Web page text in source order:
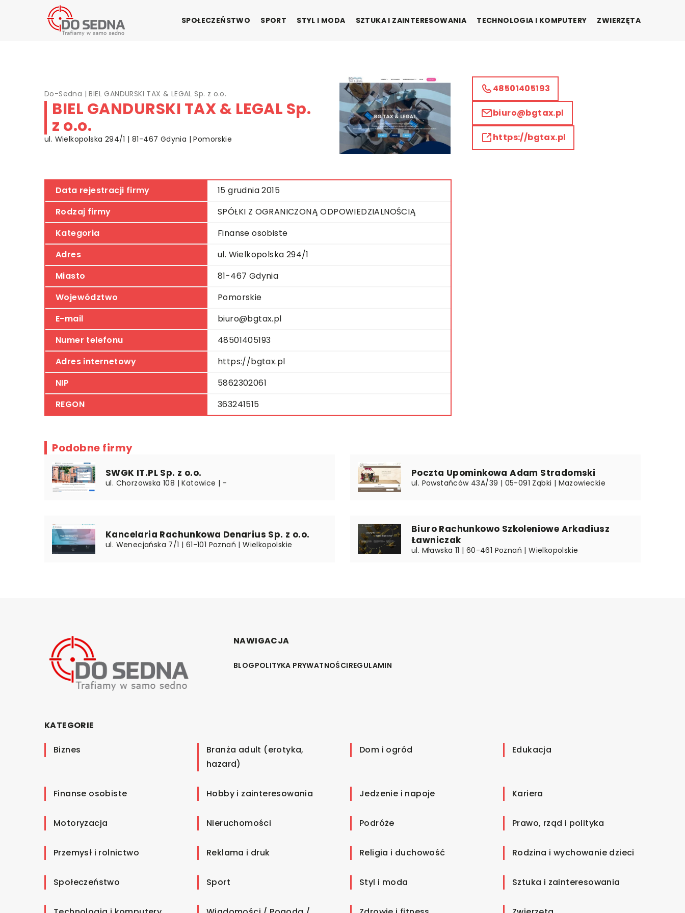
SPOŁECZEŃSTWO SPORT STYL I MODA SZTUKA I ZAINTERESOWANIA TECHNOLOGIA I KOMPUTERY ZWIERZĘTA
Do-Sedna |BIEL GANDURSKI TAX & LEGAL Sp. z o.o.
BIEL GANDURSKI TAX & LEGAL Sp.
z o.o.
ul. Wielkopolska 294/1 | 81-467 Gdynia | Pomorskie
Data rejestracji firmy
15 grudnia 2015
Rodzaj firmy
SPÓŁKI Z OGRANICZONĄ ODPOWIEDZIALNOŚCIĄ
Kategoria
Finanse osobiste
Adres
ul. Wielkopolska 294/1
Miasto
81-467 Gdynia
Województwo
Pomorskie
E-mail
biuro@bgtax.pl
Numer telefonu
48501405193
Adres internetowy
https://bgtax.pl
NIP
5862302061
REGON
363241515
48501405193
biuro@bgtax.pl
https://bgtax.pl
Podobne firmy
SWGK IT.PL Sp. z o.o.
ul. Chorzowska 108 | Katowice | -
Poczta Upominkowa Adam Stradomski
ul. Powstańców 43A/39 | 05-091 Ząbki | Mazowieckie
Kancelaria Rachunkowa Denarius Sp. z o.o.
ul. Wenecjańska 7/1 | 61-101 Poznań | Wielkopolskie
Biuro Rachunkowo Szkoleniowe Arkadiusz
Ławniczak
ul. Mławska 11 | 60-461 Poznań | Wielkopolskie
NAWIGACJA
BLOGPOLITYKA PRYWATNOŚCIREGULAMIN
KATEGORIE
Biznes
Branża adult (erotyka,
hazard)
Dom i ogród Edukacja
Finanse osobiste Hobby i zainteresowania Jedzenie i napoje Kariera
Motoryzacja Nieruchomości Podróże Prawo, rząd i polityka
Przemysł i rolnictwo Reklama i druk Religia i duchowość Rodzina i wychowanie dzieci
Społeczeństwo Sport Styl i moda Sztuka i zainteresowania